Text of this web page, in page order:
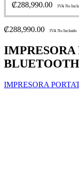
₡288,990.00 IVA No
₡288,990.00 IVA No Incluido
IMPRESORA
BLUETOOTH
IMPRESORA